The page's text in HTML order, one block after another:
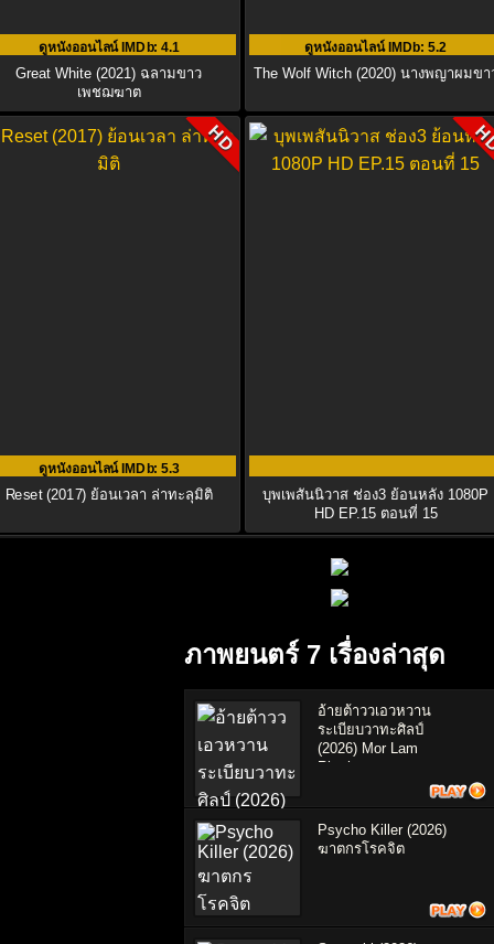
Great White (2021) ฉลามขาว
เพชฌฆาต
ดูหนังออนไลน์ IMDb: 4.1
The Wolf Witch (2020) นางพญาผมขา
ดูหนังออนไลน์ IMDb: 5.2
Reset (2017) ย้อนเวลา ล่าทะลุมิติ
ดูหนังออนไลน์ IMDb: 5.3
HD
บุพเพสันนิวาส ช่อง3 ย้อนหลัง 1080P
HD EP.15 ตอนที่ 15
ภาพยนตร์ 7 เรื่องล่าสุด
อ้ายต้าววเอวหวาน
ระเบียบวาทะศิลป์
(2026) Mor Lam
Rhythm
Psycho Killer (2026)
ฆาตกรโรคจิต